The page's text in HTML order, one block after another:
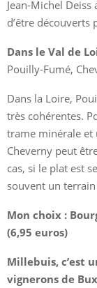
Jean-Michel
d’être
Dans le Val de
Pouilly-Fumé,
Dans la Loire,
très cohérentes.
trame minérale et
Cheverny peut
cas, si le plat est
souvent un
Mon choix :
(6,95 euros)
Millebuis, c’est
vignerons de